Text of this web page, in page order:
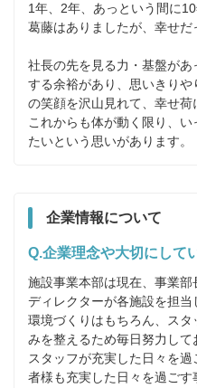
1年、2年、あっという間に
葛藤はありましたが、幸せだ
社長の先を見る力・基盤が
する余裕があり、思いきり
の笑顔を沢山見れて、幸せ荷
これからも体が動く限り、
たいという思いがあります。
企業情報について
Q.企業理念や大切にして
施設事業本部は現在、事業
ディレクターが各施設を担
環境づくりはもちろん、ス
みを整えるため毎日努力して
スタッフが充実した日々を
者様も充実した日々を過ごす